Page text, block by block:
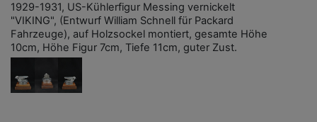
1929-1931, US-Kühlerfigur Messing vernickelt
"VIKING", (Entwurf William Schnell für Packard
Fahrzeuge), auf Holzsockel montiert, gesamte Höhe
10cm, Höhe Figur 7cm, Tiefe 11cm, guter Zust.